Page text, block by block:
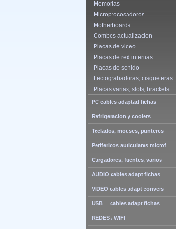
Memorias
Microprocesadores
Motherboards
Combos actualizacion
Placas de video
Placas de red internas
Placas de sonido
Lectograbadoras, disqueteras
Placas varias, slots, brackets
PC cables adaptad fichas
Refrigeracion y coolers
Teclados, mouses, punteros
Perifericos auriculares microf
Cargadores, fuentes, varios
AUDIO cables adapt fichas
VIDEO cables adapt convers
USB cables adapt fichas
REDES / WIFI